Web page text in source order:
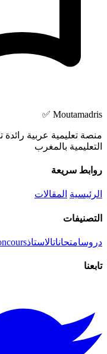
Moutamadris ✅
منصة تعليمية عربية
التعليمية بالمغرب
روابط سريعة
الرئيسية المقالات
التصنيفات
دروسامتحاناتالاستاذ
تابعنا